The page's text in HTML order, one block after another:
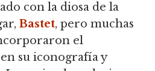
con la diosa de la
Bastet, pero muchas
el
su iconografía y